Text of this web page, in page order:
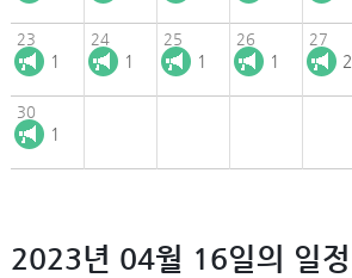
23
1
24
1
25
1
26
1
27
2
30
1
2023년 04월 16일의 일정